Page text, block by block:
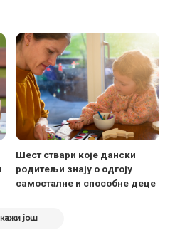
Шест ствари које дански
родитељи знају о одгоју
самосталне и способне деце
још